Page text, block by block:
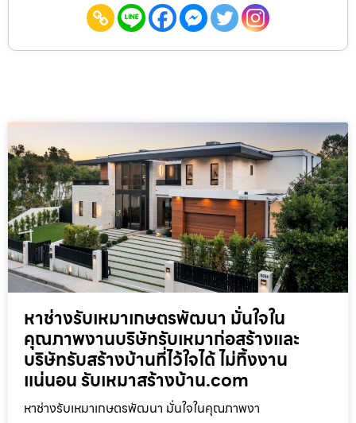
หาช่างรับเหมาเกษตรพัฒนา มั่นใจใน
คุณภาพงานบริษัทรับเหมาก่อสร้างและ
บริษัทรับสร้างบ้านที่ไว้ใจได้ ไม่ทิ้งงาน
แน่นอน รับเหมาสร้างบ้าน.com
หาช่างรับเหมาเกษตรพัฒนา มั่นใจในคุณภาพงา